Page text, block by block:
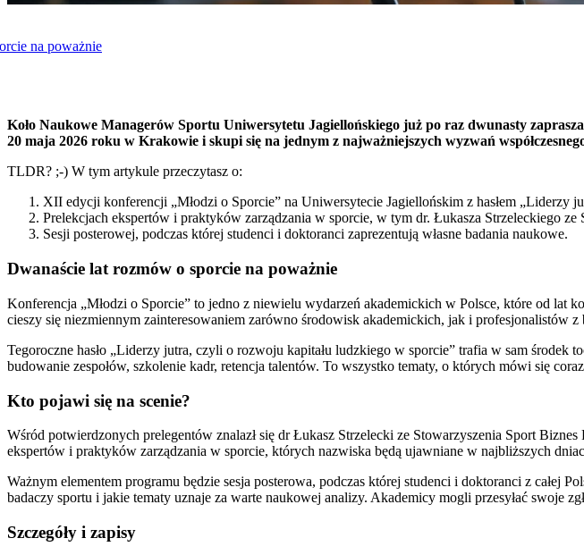
na poważnie
Koło Naukowe Managerów Sportu Uniwersytetu Jagiellońskiego już po raz dwunasty
20 maja 2026 roku w Krakowie i skupi się na jednym z najważniejszych wyzwań
TLDR? ;-) W tym artykule przeczytasz o:
XII edycji konferencji „Młodzi o Sporcie” na Uniwersytecie Jagiellońskim z hasłem „Liderzy
Prelekcjach ekspertów i praktyków zarządzania w sporcie, w tym dr. Łukasza Strzeleckiego ze
Sesji posterowej, podczas której studenci i doktoranci zaprezentują własne badania naukowe.
Dwanaście lat rozmów o sporcie na poważnie
Konferencja „Młodzi o Sporcie” to jedno z niewielu wydarzeń akademickich w Polsce, które od lat
cieszy się niezmiennym zainteresowaniem zarówno środowisk akademickich, jak i profesjonalistów z
Tegoroczne hasło „Liderzy jutra, czyli o rozwoju kapitału ludzkiego w sporcie” trafia w sam środek
budowanie zespołów, szkolenie kadr, retencja talentów. To wszystko tematy, o których mówi się
Kto pojawi się na scenie?
Wśród potwierdzonych prelegentów znalazł się dr Łukasz Strzelecki ze Stowarzyszenia Sport
ekspertów i praktyków zarządzania w sporcie, których nazwiska będą ujawniane w najbliższych
Ważnym elementem programu będzie sesja posterowa, podczas której studenci i doktoranci z
badaczy sportu i jakie tematy uznaje za warte naukowej analizy. Akademicy mogli przesyłać swoje
Szczegóły i zapisy